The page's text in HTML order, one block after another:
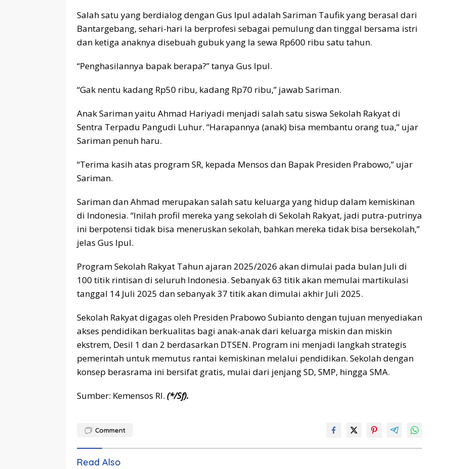
Salah satu yang berdialog dengan Gus Ipul adalah Sariman Taufik yang berasal dari
Bantargebang, sehari-hari Ia berprofesi sebagai pemulung dan tinggal bersama istri
dan ketiga anaknya disebuah gubuk yang Ia sewa Rp600 ribu satu tahun.
“Penghasilannya bapak berapa?” tanya Gus Ipul.
“Gak nentu kadang Rp50 ribu, kadang Rp70 ribu,” jawab Sariman.
Anak Sariman yaitu Ahmad Hariyadi menjadi salah satu siswa Sekolah Rakyat di
Sentra Terpadu Pangudi Luhur. “Harapannya (anak) bisa membantu orang tua,” ujar
Sariman penuh haru.
“Terima kasih atas program SR, kepada Mensos dan Bapak Presiden Prabowo,” ujar
Sariman.
Sariman dan Ahmad merupakan salah satu keluarga yang hidup dalam kemiskinan
di Indonesia. “Inilah profil mereka yang sekolah di Sekolah Rakyat, jadi putra-putrinya
ini berpotensi tidak bisa meneruskan sekolah, bahkan mereka tidak bisa bersekolah,”
jelas Gus Ipul.
Program Sekolah Rakyat Tahun ajaran 2025/2026 akan dimulai pada bulan Juli di
100 titik rintisan di seluruh Indonesia. Sebanyak 63 titik akan memulai martikulasi
tanggal 14 Juli 2025 dan sebanyak 37 titik akan dimulai akhir Juli 2025.
Sekolah Rakyat digagas oleh Presiden Prabowo Subianto dengan tujuan menyediakan
akses pendidikan berkualitas bagi anak-anak dari keluarga miskin dan miskin
ekstrem, Desil 1 dan 2 berdasarkan DTSEN. Program ini menjadi langkah strategis
pemerintah untuk memutus rantai kemiskinan melalui pendidikan. Sekolah dengan
konsep berasrama ini bersifat gratis, mulai dari jenjang SD, SMP, hingga SMA.
Sumber: Kemensos RI. (*/Sf).
Comment
Read Also